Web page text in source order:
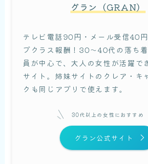
グラン（GRAN）
テレビ電話90円・メール受信40
プクラス報酬！30〜40代の落ち
員が中心で、大人の女性が活躍で
サイト。姉妹サイトのクレア・キ
クも同じアプリで使えます。
30代以上の女性におすすめ
グラン公式サイト